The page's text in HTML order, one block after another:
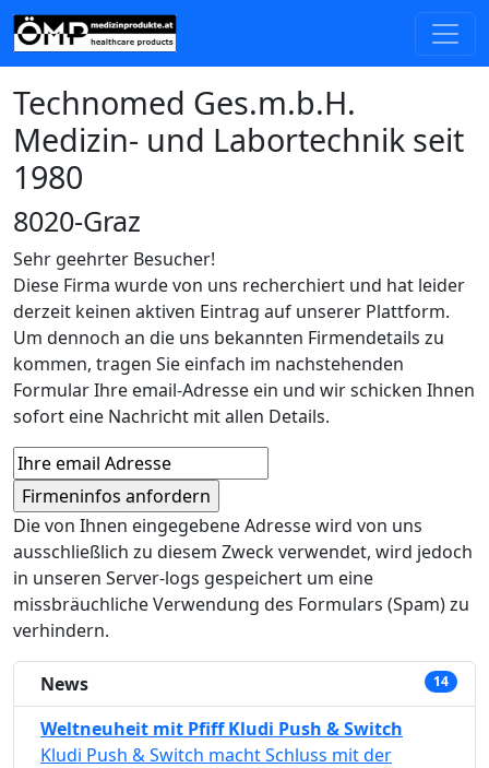
Technomed Ges.m.b.H.
Medizin- und Labortechnik seit
1980
8020-Graz
Sehr geehrter Besucher!
Diese Firma wurde von uns recherchiert und hat leider
derzeit keinen aktiven Eintrag auf unserer Plattform.
Um dennoch an die uns bekannten Firmendetails zu
kommen, tragen Sie einfach im nachstehenden
Formular Ihre email-Adresse ein und wir schicken Ihnen
sofort eine Nachricht mit allen Details.
Die von Ihnen eingegebene Adresse wird von uns
ausschließlich zu diesem Zweck verwendet, wird jedoch
in unseren Server-logs gespeichert um eine
missbräuchliche Verwendung des Formulars (Spam) zu
verhindern.
News 14
Weltneuheit mit Pfiff Kludi Push & Switch
Kludi Push & Switch macht Schluss mit der